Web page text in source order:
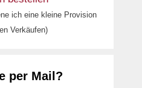
ich eine kleine Provision
Verkäufen)
per Mail?